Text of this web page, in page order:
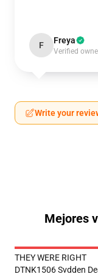
F Freya
Verified
Write your
Mejores
THEY WERE RIGHT
DTNK1506 Svdden